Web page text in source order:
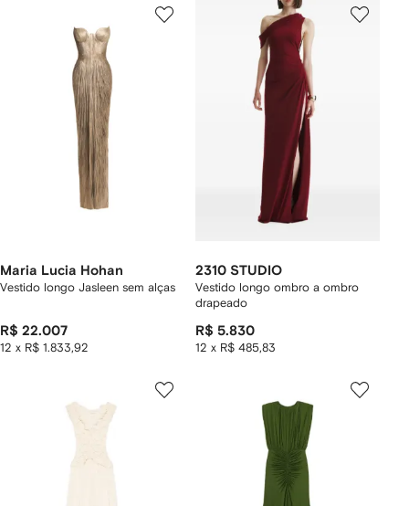
Maria Lucia Hohan
Vestido longo Jasleen sem alças
R$ 22.007
12 x R$ 1.833,92
2310 STUDIO
Vestido longo ombro a ombro
drapeado
R$ 5.830
12 x R$ 485,83